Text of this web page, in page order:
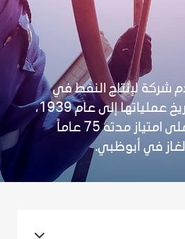
شركة لإنتاج النفط في
الدولة، حيث يعود تاريخ عملياتها إلى عام 1939،
عندما جرى التوقيع على امتياز مدته 75 عاماً
في أبوظبي.